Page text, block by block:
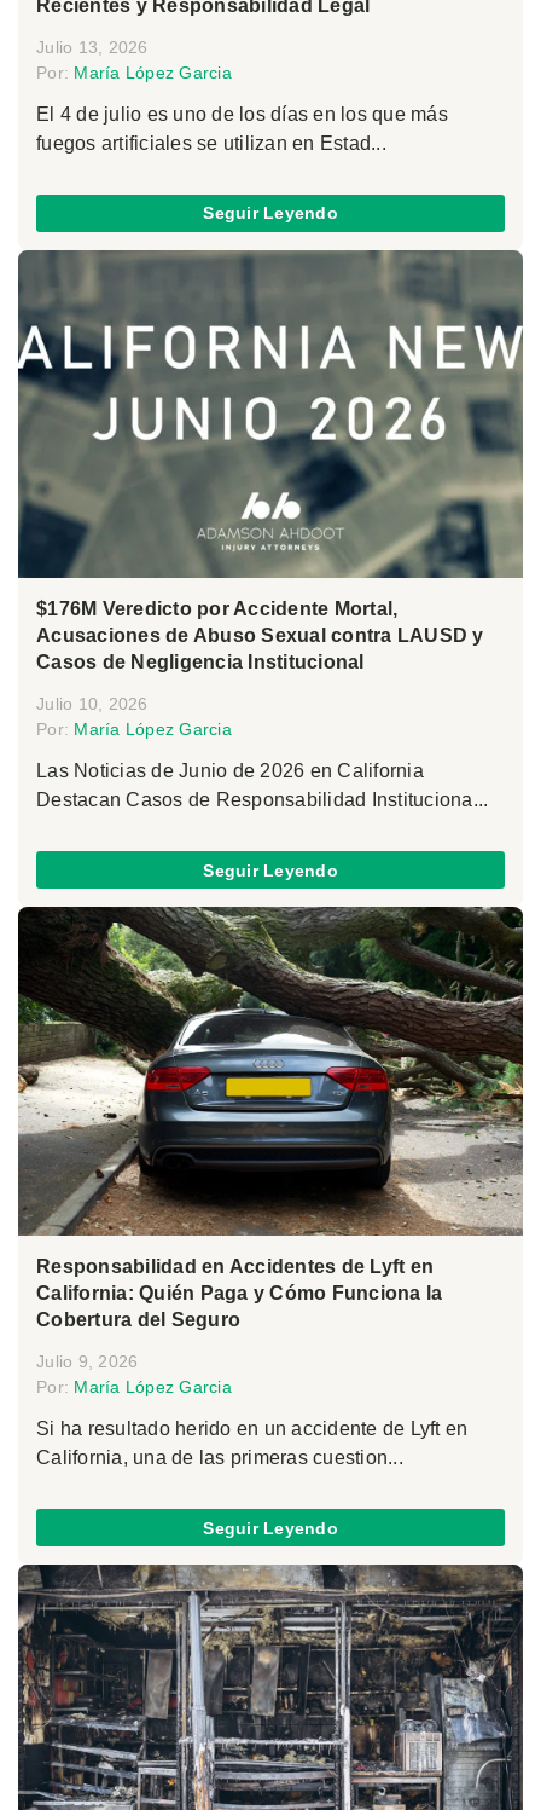
Recientes y Responsabilidad Legal
Julio 13, 2026
Por: María López Garcia
El 4 de julio es uno de los días en los que más
fuegos artificiales se utilizan en Estad...
Seguir Leyendo
$176M Veredicto por Accidente Mortal,
Acusaciones de Abuso Sexual contra LAUSD y
Casos de Negligencia Institucional
Julio 10, 2026
Por: María López Garcia
Las Noticias de Junio de 2026 en California
Destacan Casos de Responsabilidad Instituciona...
Seguir Leyendo
Responsabilidad en Accidentes de Lyft en
California: Quién Paga y Cómo Funciona la
Cobertura del Seguro
Julio 9, 2026
Por: María López Garcia
Si ha resultado herido en un accidente de Lyft en
California, una de las primeras cuestion...
Seguir Leyendo